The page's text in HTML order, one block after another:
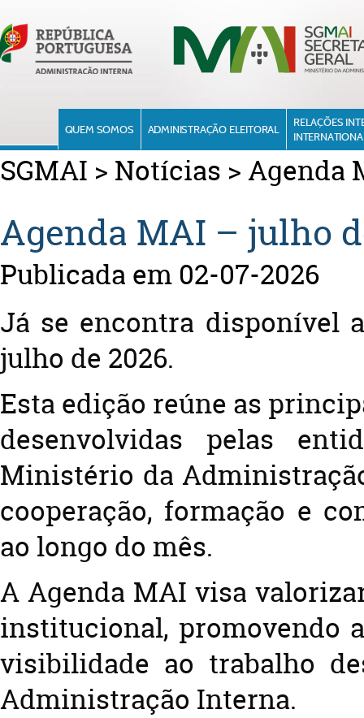
QUEM SOMOS ADMINISTRAÇÃO ELEITORAL
RELAÇÕES
SGMAI > Notícias > Agenda
Agenda MAI – julho
Publicada em 02-07-2026
Já se encontra disponível
julho de 2026.
Esta edição reúne as
desenvolvidas pelas
Ministério da
cooperação, formação e
ao longo do mês.
A Agenda MAI visa
institucional, promovendo
visibilidade ao trabalho
Administração Interna.